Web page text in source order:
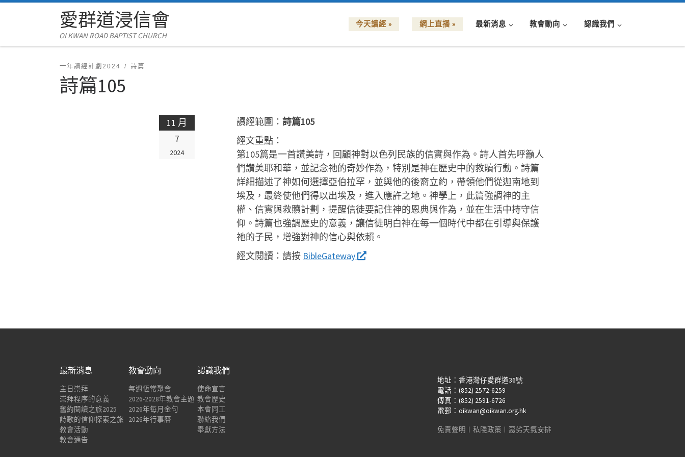
Skip to content愛群道浸信會
OI KWAN ROAD BAPTIST CHURCH
今天讀經 » 網上直播 » 最新消息 教會動向 認識我們
一年讀經計劃2024 詩篇
詩篇105
11 月
7
2024
讀經範圍： 詩篇105
經文重點：
第105篇是一首讚美詩，回顧神對以色列民族的信實與作為。詩人首先呼籲人
們讚美耶和華，並記念祂的奇妙作為，特別是神在歷史中的救贖行動。詩篇
詳細描述了神如何選擇亞伯拉罕，並與他的後裔立約，帶領他們從迦南地到
埃及，最終使他們得以出埃及，進入應許之地。神學上，此篇強調神的主
權、信實與救贖計劃，提醒信徒要記住神的恩典與作為，並在生活中持守信
仰。詩篇也強調歷史的意義，讓信徒明白神在每一個時代中都在引導與保護
祂的子民，增強對神的信心與依賴。
經文閱讀： 請按 BibleGateway
最新消息
主日崇拜
崇拜程序的意義
舊約閱讀之旅2025
詩歌的信仰探索之旅
教會活動
教會通告
教會動向
每週恆常聚會
2026-2028年教會主題
2026年每月金句
2026年行事曆
認識我們
使命宣言
教會歷史
本會同工
聯絡我們
奉獻方法
地址：香港灣仔愛群道36號
電話：(852) 2572-6259
傳真：(852) 2591-6726
電郵：oikwan@oikwan.org.hk
免責聲明 ︱ 私隱政策 ︱ 惡劣天氣安排